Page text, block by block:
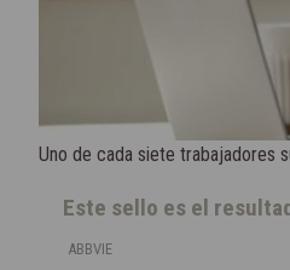
Uno de cada siete trabajadores
Este sello es el
ABBVIE